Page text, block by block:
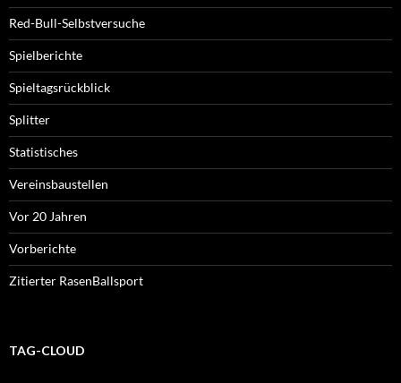
Red-Bull-Selbstversuche
Spielberichte
Spieltagsrückblick
Splitter
Statistisches
Vereinsbaustellen
Vor 20 Jahren
Vorberichte
Zitierter RasenBallsport
TAG-CLOUD